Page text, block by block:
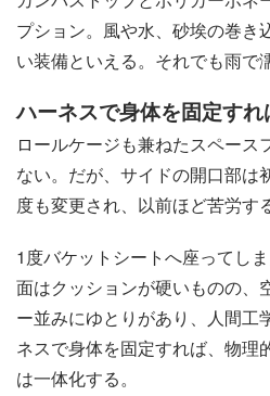
プション。風や水、砂埃の巻き
い装備といえる。それでも雨で
ハーネスで身体を固定す
ロールケージも兼ねたスペース
ない。だが、サイドの開口部は
度も変更され、以前ほど苦労す
1度バケットシートへ座ってし
面はクッションが硬いものの、
ー並みにゆとりがあり、人間工
ネスで身体を固定すれば、物理
は一体化する。